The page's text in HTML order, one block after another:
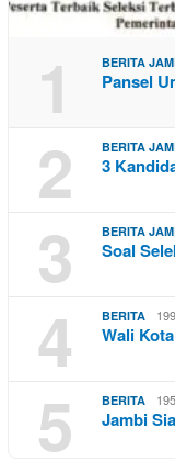
1 BERITA
Pansel
2 BERITA
3
3 BERITA
Soal
4 BERITA
Wali
5 BERITA
Jambi